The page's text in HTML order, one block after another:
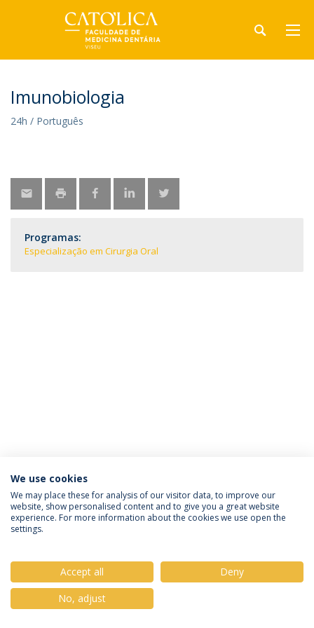
Imunobiologia
24h / Português
Programas:
Especialização em Cirurgia Oral
Política de Privacidade
Termos & Condições
Direitos do Titular dos Dados
© 2026 Universidade Católica Portuguesa
We use cookies
We may place these for analysis of our visitor data, to improve our
website, show personalised content and to give you a great website
experience. For more information about the cookies we use open the
settings.
Accept all
Deny
No, adjust